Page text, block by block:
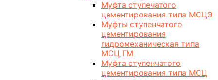
Муфта ступечатого
цементирования типа МСЦЭ
Муфты ступенчатого
цементирования
гидромеханическая типа
МСЦ ГМ
Муфта ступенчатого
цементирования типа МСЦ